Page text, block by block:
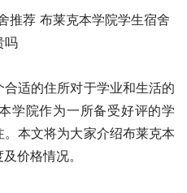
适的住所对于学业和生活的
学院作为一所备受好评的学
本文将为大家介绍布莱克本
价格情况。